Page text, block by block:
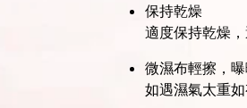
保持乾燥
適度保持乾燥
微濕布輕擦，
如遇濕氣太重